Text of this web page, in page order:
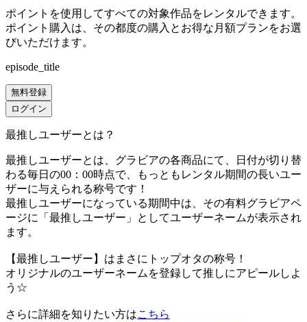
ポイントを使用してすべての対象作品をレンタルできます。
ポイント購入は、その都度の購入とお得な月額プランをお選
びいただけます。
episode_title
無料登録
ログイン
最推しユーザーとは？
最推しユーザーとは、グラビアの各商品にて、日付が切り替
わる毎日の00：00時点で、
もっともレンタル期間の長いユー
ザーに与えられる称号です！
最推しユーザーになっている期間中は、 その有料グラビアペ
ージに「最推しユーザー」としてユーザーネームが表示され
ます。
【最推しユーザー】はまさにトップオタの称号！
オリジナルのユーザーネームを登録して推しにアピールしよ
う☆
さらに詳細を知りたい方はこちら